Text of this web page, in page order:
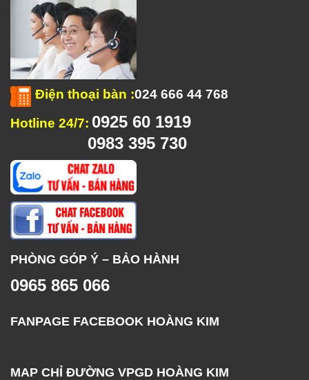
Điện thoại bàn :024 666 44 768
Hotline 24/7: 0925 60 1919
0983 395 730
PHÒNG GÓP Ý – BẢO HÀNH
0965 865 066
FANPAGE FACEBOOK HOÀNG KIM
MAP CHỈ ĐƯỜNG VPGD HOÀNG KIM